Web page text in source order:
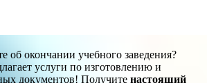
об окончании учебного заведения?
услуги по изготовлению и
документов! Получите настоящий